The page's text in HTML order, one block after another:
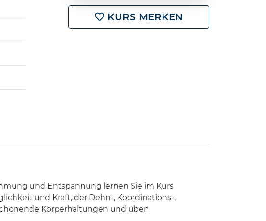
KURS MERKEN
und Entspannung lernen Sie im Kurs
und Kraft, der Dehn-, Koordinations-,
Körperhaltungen und üben